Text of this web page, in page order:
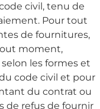
civil, tenu de
Pour tout
de fournitures,
moment,
les formes et
code civil et pour
du contrat ou
de refus de fournir